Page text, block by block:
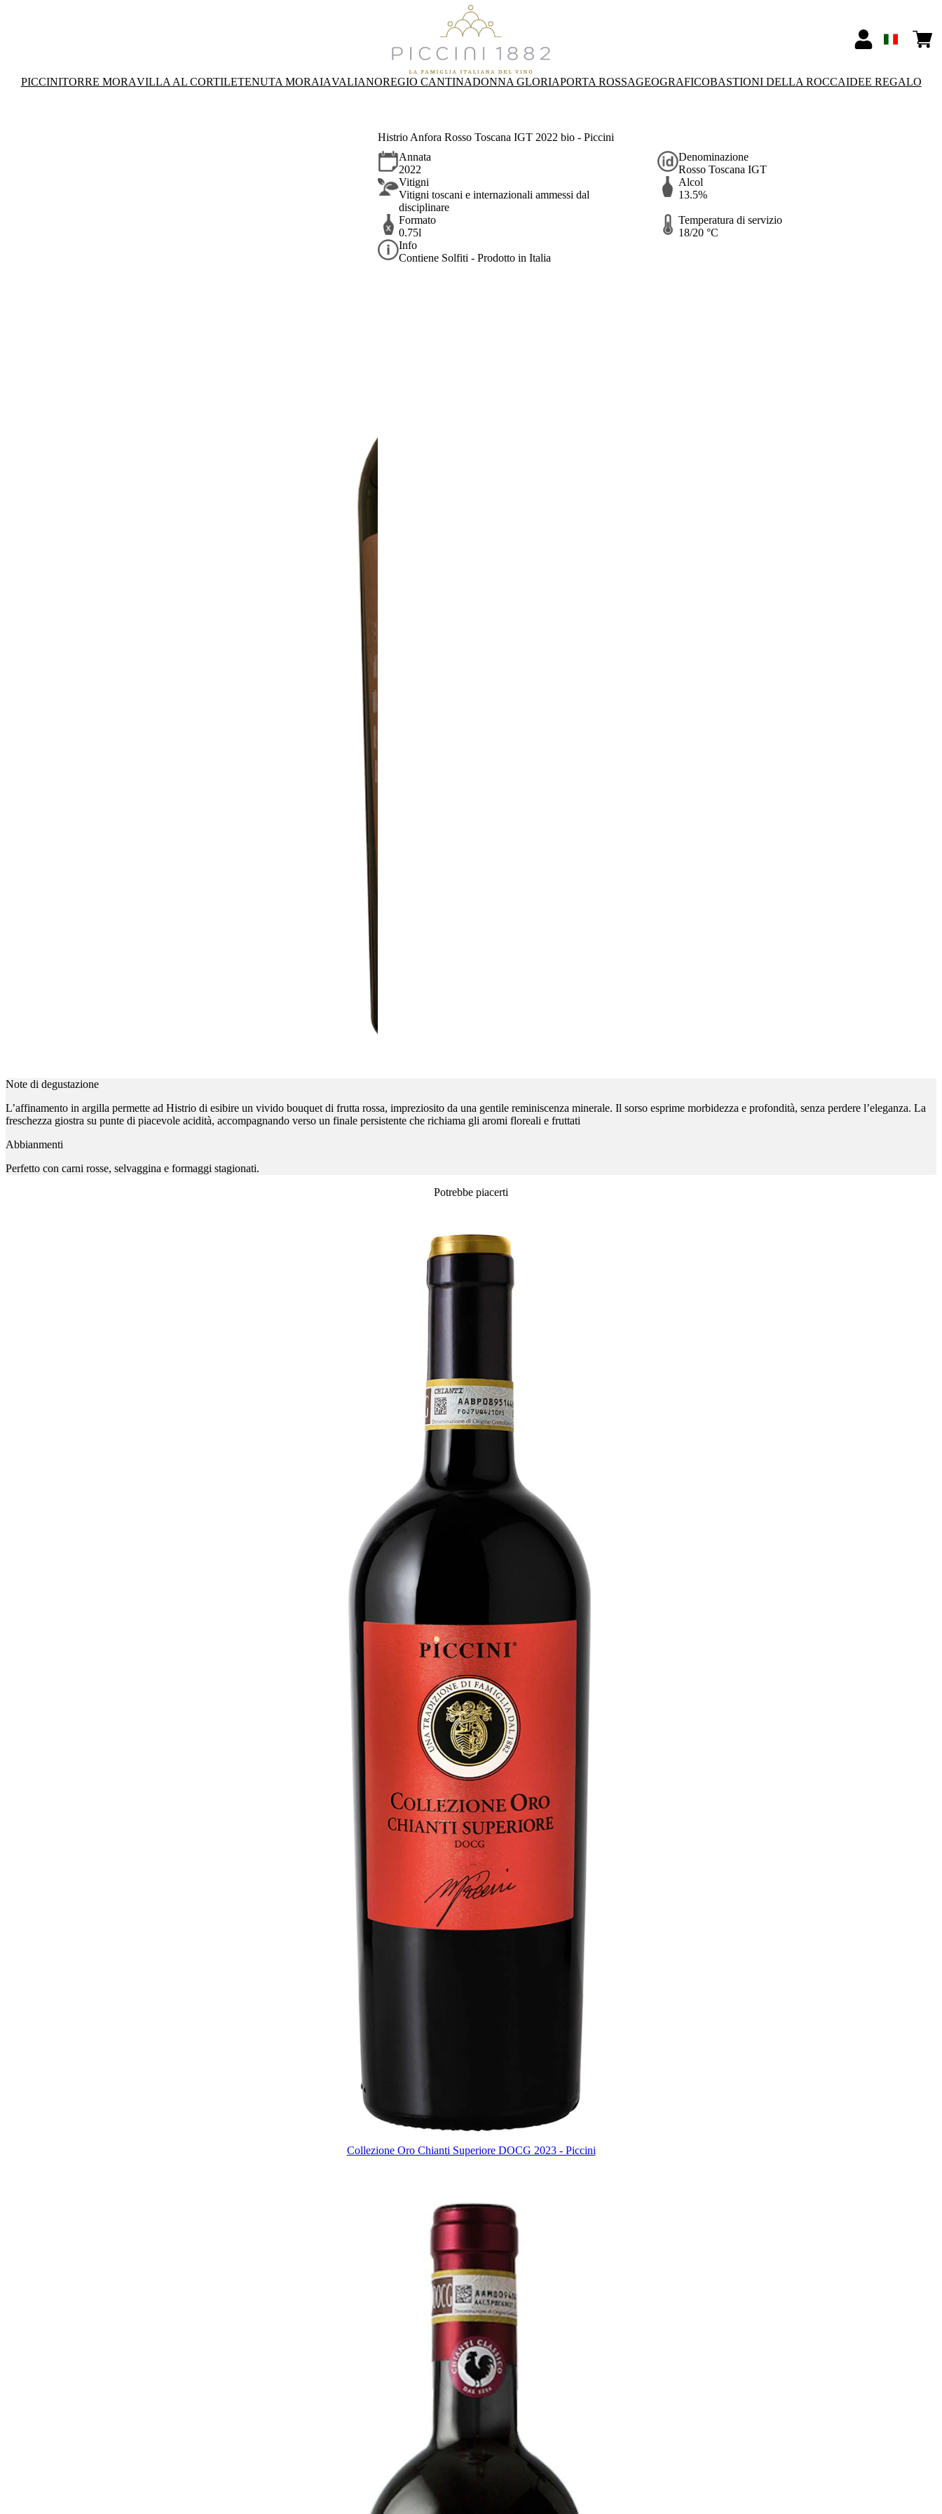
PICCINITORRE MORAVILLA AL CORTILETENUTA MORAIAVALIANOREGIO CANTINADONNA GLORIAPORTA ROSSAGEOGRAFICOBASTIONI DELLA ROCCAIDEE REGALO
Histrio Anfora Rosso Toscana IGT 2022 bio - Piccini
Annata
2022
Denominazione
Rosso Toscana IGT
Vitigni
Vitigni toscani e internazionali ammessi dal
disciplinare
Alcol
13.5%
Formato
0.75l
Temperatura di servizio
18/20 °C
Info
Contiene Solfiti - Prodotto in Italia
Note di degustazione
L’affinamento in argilla permette ad Histrio di esibire un vivido bouquet di frutta rossa, impreziosito da una gentile reminiscenza minerale. Il sorso esprime morbidezza e profondità, senza perdere l’eleganza. La
freschezza giostra su punte di piacevole acidità, accompagnando verso un finale persistente che richiama gli aromi floreali e fruttati
Abbianmenti
Perfetto con carni rosse, selvaggina e formaggi stagionati.
Potrebbe piacerti
Collezione Oro Chianti Superiore DOCG 2023 - Piccini